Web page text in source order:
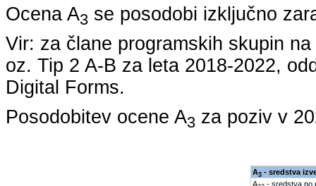
Ocena A3 se posodobi izključno
Vir: za člane programskih skupin
oz. Tip 2 A-B za leta 2018-2022,
Digital Forms.
Posodobitev ocene A3 za poziv v
A3- sredstva
A
- sredstva po